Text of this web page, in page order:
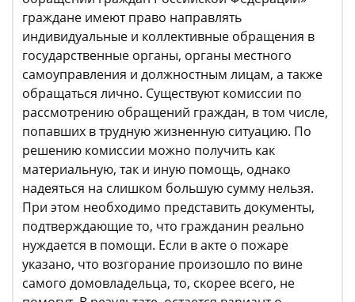
граждане имеют право направлять
индивидуальные и коллективные обращения в
государственные органы, органы местного
самоуправления и должностным лицам, а также
обращаться лично. Существуют комиссии по
рассмотрению обращений граждан, в том числе,
попавших в трудную жизненную ситуацию. По
решению комиссии можно получить как
материальную, так и иную помощь, однако
надеяться на слишком большую сумму нельзя.
При этом необходимо представить документы,
подтверждающие то, что гражданин реально
нуждается в помощи. Если в акте о пожаре
указано, что возгорание произошло по вине
самого домовладельца, то, скорее всего, не